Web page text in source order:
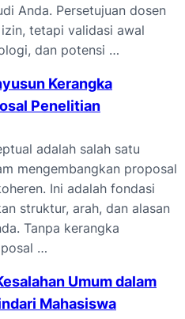
Anda. Persetujuan dosen
tetapi validasi awal
dan potensi …
Kerangka
Penelitian
adalah salah satu
mengembangkan proposal
Ini adalah fondasi
struktur, arah, dan alasan
Tanpa kerangka
…
Umum dalam
Mahasiswa